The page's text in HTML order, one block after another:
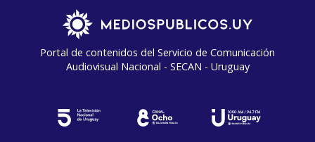
Portal de contenidos del Servicio de Comunicación
Audiovisual Nacional - SECAN - Uruguay